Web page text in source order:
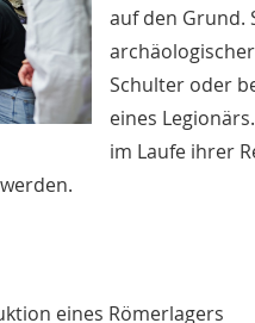
auf den Grund.
Schulter oder
eines
im Laufe ihrer
eines Römerlagers